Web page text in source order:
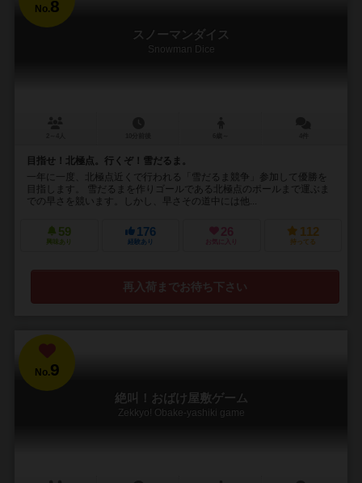
No.8
スノーマンダイス
Snowman Dice
目指せ！北極点。行くぞ！雪だるま。
一年に一度、北極点近くで行われる「雪だるま競争」参加して優勝を
目指します。 雪だるまを作りゴールである北極点のポールまで運ぶま
での早さを競います。しかし、早さその道中には他...
59
興味あり
176
経験あり
26
お気に入り
112
持ってる
再入荷までお待ち下さい
No.9
絶叫！おばけ屋敷ゲーム
Zekkyo! Obake-yashiki game